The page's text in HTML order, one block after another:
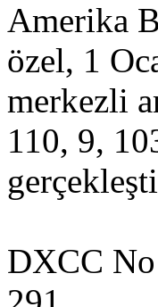
Amerika
özel, 1
merkezli
110, 9,
DXCC